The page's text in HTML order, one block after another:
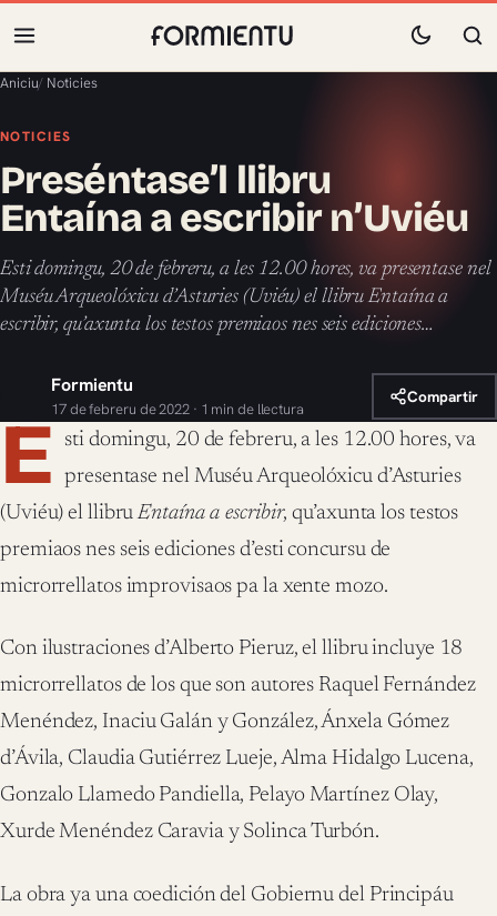
Aniciu/ Noticies
NOTICIES
Preséntase’l llibru
Entaína a escribir n’Uviéu
Esti domingu, 20 de febreru, a les 12.00 hores, va presentase nel
Muséu Arqueolóxicu d’Asturies (Uviéu) el llibru Entaína a
escribir, qu’axunta los testos premiaos nes seis ediciones…
Formientu
17 de febreru de 2022 · 1 min de llectura
Compartir
E sti domingu, 20 de febreru, a les 12.00 hores, va
presentase nel Muséu Arqueolóxicu d’Asturies
(Uviéu) el llibruEntaína a escribir, qu’axunta los testos
premiaos nes seis ediciones d’esti concursu de
microrrellatos improvisaos pa la xente mozo.
Con ilustraciones d’Alberto Pieruz, el llibru incluye 18
microrrellatos de los que son autores Raquel Fernández
Menéndez, Inaciu Galán y González, Ánxela Gómez
d’Ávila, Claudia Gutiérrez Lueje, Alma Hidalgo Lucena,
Gonzalo Llamedo Pandiella, Pelayo Martínez Olay,
Xurde Menéndez Caravia y Solinca Turbón.
La obra ya una coedición del Gobiernu del Principáu